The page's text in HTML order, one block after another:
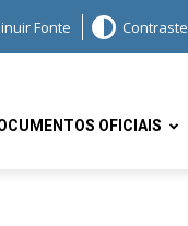
Fonte Contraste
OFICIAIS